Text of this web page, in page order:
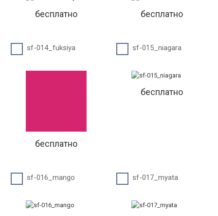
бесплатно бесплатно
sf-014_fuksiya
бесплатно
sf-015_niagara
бесплатно
sf-016_mango sf-017_myata